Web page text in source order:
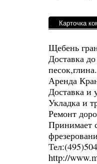
Карточка
Щебень
Доставка
песок,глина.
Аренда
Доставка и
Укладка и
Ремонт
Принимает
http://